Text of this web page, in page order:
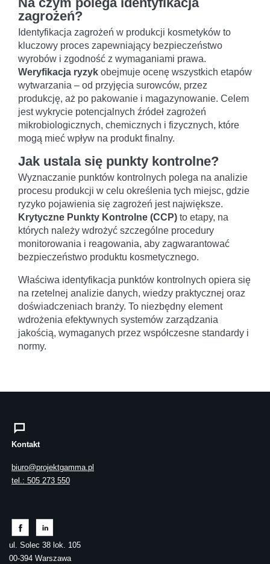
zagrożeń?
Identyfikacja zagrożeń w produkcji kosmetyków to
kluczowy proces zapewniający bezpieczeństwo
wyrobów i zgodność z wymaganiami prawa.
Weryfikacja ryzyk obejmuje ocenę wszystkich etapów
wytwarzania – od przyjęcia surowców, przez
produkcję, aż po pakowanie i magazynowanie. Celem
jest wykrycie potencjalnych źródeł zagrożeń
mikrobiologicznych, chemicznych i fizycznych, które
mogą mieć wpływ na produkt finalny.
Jak ustala się punkty kontrolne?
Wyznaczanie punktów kontrolnych polega na analizie
procesu produkcji w celu określenia tych miejsc, gdzie
ryzyko pojawienia się zagrożeń jest największe.
Krytyczne Punkty Kontrolne (CCP) to etapy, na
których należy wdrożyć szczególne procedury
monitorowania i reagowania, aby zagwarantować
bezpieczeństwo produktu kosmetycznego.
Właściwa identyfikacja punktów kontrolnych opiera się
na rzetelnej analizie danych, wiedzy praktycznej oraz
doświadczeniach branży. To niezbędny element
wdrożenia efektywnych systemów zarządzania
jakością, wymaganych przez współczesne standardy i
normy.
Kontakt
biuro@projektgamma.pl
tel.: 505 273 550
ul. Solec 38 lok. 105
00-394 Warszawa